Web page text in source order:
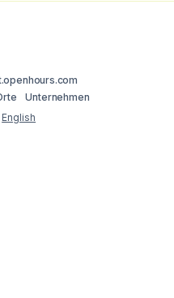
Unternehmen
English